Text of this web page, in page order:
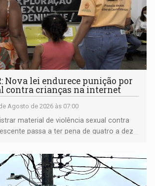
Nova lei endurece punição por
contra crianças na internet
Agosto de 2026 às 07:00
material de violência sexual contra
passa a ter pena de quatro a dez